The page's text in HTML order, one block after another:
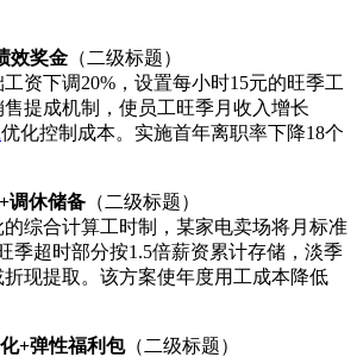
效奖金 （二级标题）
资下调20%，设置每小时15元的旺季工
提成机制，使员工旺季月收入增长
优化控制成本。实施首年离职率下降18个
调休储备 （二级标题）
综合计算工时制，某家电卖场将月标准
季超时部分按1.5倍薪资累计存储，淡季
现提取。该方案使年度用工成本降低
+弹性福利包（二级标题）